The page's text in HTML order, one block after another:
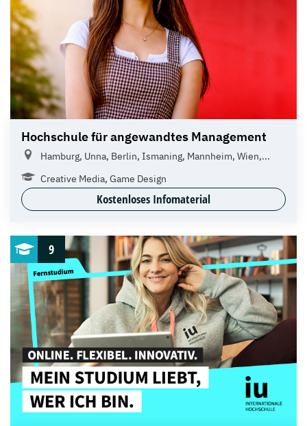
Hochschule für angewandtes Management
Hamburg, Unna, Berlin, Ismaning, Mannheim, Wien,...
Creative Media, Game Design
Kostenloses Infomaterial
9